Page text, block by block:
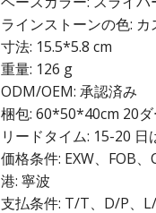
ラインストーンの色:
寸法: 15.5*5.8 cm
重量: 126 g
ODM/OEM: 承認済み
梱包: 60*50*40cm 20ダ
リードタイム: 15-20
価格条件: EXW、FOB、
港: 寧波
支払条件: T/T、D/P、